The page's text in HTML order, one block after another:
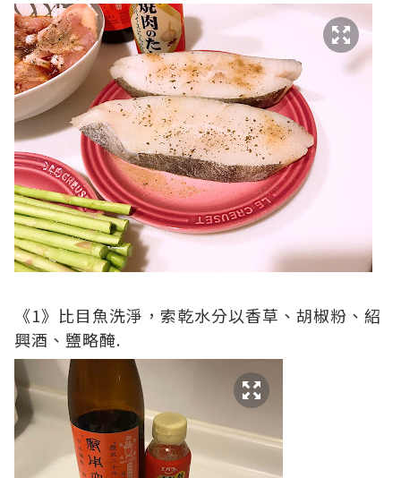
《1》比目魚洗淨，索乾水分以香草、胡椒粉、紹
興酒、鹽略醃.